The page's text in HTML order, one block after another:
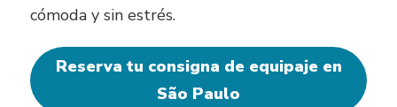
cómoda y sin estrés.
Reserva tu consigna de equipaje en
São Paulo